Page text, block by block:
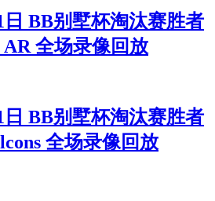
日 BB别墅杯淘汰赛胜者
全场录像回放
日 BB别墅杯淘汰赛胜者
全场录像回放